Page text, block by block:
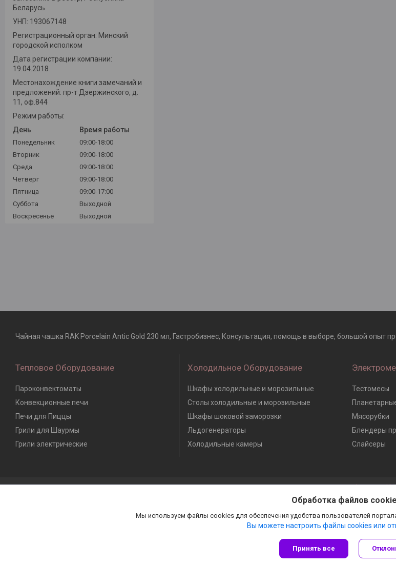
Беларусь
УНП: 193067148
Регистрационный орган: Минский
городской исполком
Дата регистрации компании:
19.04.2018
Местонахождение книги замечаний и
предложений: пр-т Дзержинского, д.
11, оф.844
Режим работы:
День
Время работы
Понедельник
09:00-18:00
Вторник
09:00-18:00
Среда
09:00-18:00
Четверг
09:00-18:00
Пятница
09:00-17:00
Суббота
Выходной
Воскресенье
Выходной
Чайная чашка RAK Porcelain Antic Gold 230 мл, Гастробизнес, Консультация, помощь в выборе, большой опыт
Тепловое Оборудование
Пароконвектоматы
Конвекционные печи
Печи для Пиццы
Грили для Шаурмы
Грили электрические
Холодильное Оборудование
Шкафы холодильные и морозильные
Столы холодильные и морозильные
Шкафы шоковой заморозки
Льдогенераторы
Холодильные камеры
Тестомесы
Мясорубки
Блендеры
Слайсеры
Сайт создан на платформе Deal.by
Политика обработки файлов cookies
Обработка файлов cookie
Мы используем файлы cookies для обеспечения удобства пользователей
Вы можете настроить файлы cookies или
Принять все
Гастробизнес |
Пожаловаться на
Select Language ▼